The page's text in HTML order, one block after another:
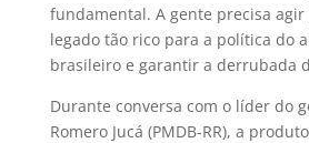
fundamental. A gente precisa
legado tão rico para a política do
brasileiro e garantir a derrubada
Durante conversa com o líder do
Romero Jucá (PMDB-RR), a